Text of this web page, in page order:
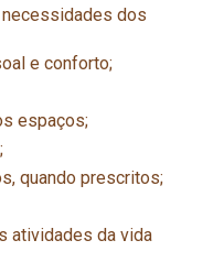
dos
e conforto;
espaços;
quando prescritos;
atividades da vida